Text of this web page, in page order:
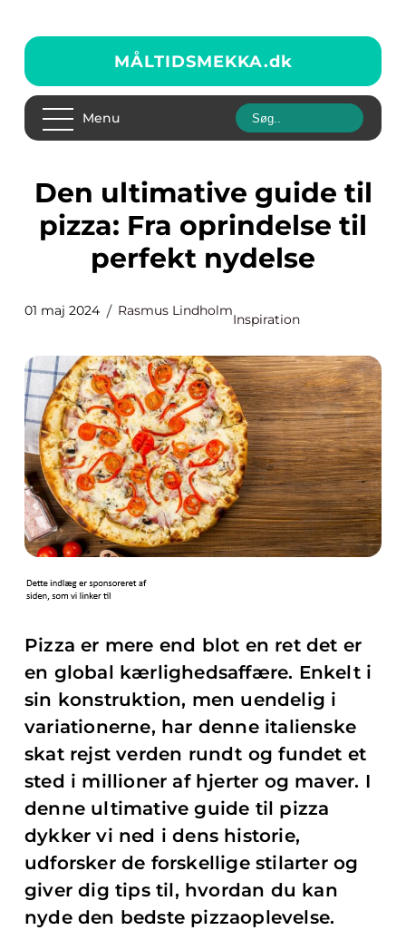
MÅLTIDSMEKKA.dk
Menu
Den ultimative guide til
pizza: Fra oprindelse til
perfekt nydelse
01 maj 2024 Rasmus Lindholm
Inspiration
Pizza er mere end blot en ret det er
en global kærlighedsaffære. Enkelt i
sin konstruktion, men uendelig i
variationerne, har denne italienske
skat rejst verden rundt og fundet et
sted i millioner af hjerter og maver. I
denne ultimative guide til pizza
dykker vi ned i dens historie,
udforsker de forskellige stilarter og
giver dig tips til, hvordan du kan
nyde den bedste pizzaoplevelse.